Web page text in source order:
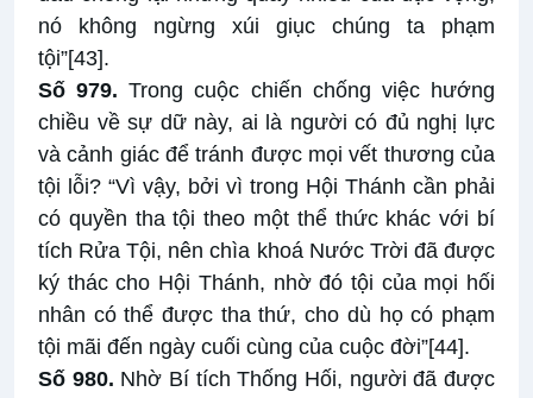
nó không ngừng xúi giục chúng ta phạm
tội”[43].
Số 979. Trong cuộc chiến chống việc hướng
chiều về sự dữ này, ai là người có đủ nghị lực
và cảnh giác để tránh được mọi vết thương của
tội lỗi? “Vì vậy, bởi vì trong Hội Thánh cần phải
có quyền tha tội theo một thể thức khác với bí
tích Rửa Tội, nên chìa khoá Nước Trời đã được
ký thác cho Hội Thánh, nhờ đó tội của mọi hối
nhân có thể được tha thứ, cho dù họ có phạm
tội mãi đến ngày cuối cùng của cuộc đời”[44].
Số 980. Nhờ Bí tích Thống Hối, người đã được